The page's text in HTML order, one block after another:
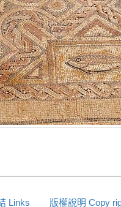
Links 版權說明 Copy